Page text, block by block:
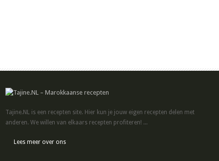
Tajine.NL is een recepten site. Hier kun je jouw eigen recepten delen met
anderen. We willen van elkaars recepten profiteren! ...
Lees meer over ons